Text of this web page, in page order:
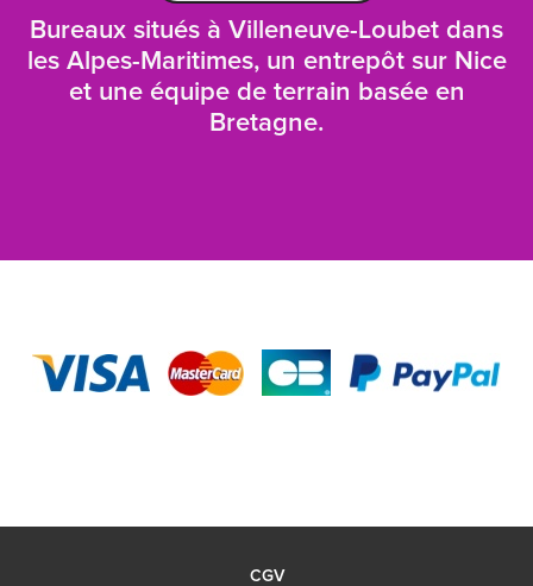
Bureaux situés à Villeneuve-Loubet dans
les Alpes-Maritimes, un entrepôt sur Nice
et une équipe de terrain basée en
Bretagne.
CGV